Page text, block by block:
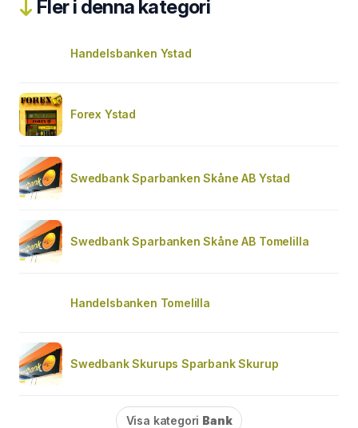
Fler i denna kategori
Handelsbanken Ystad
Forex Ystad
Swedbank Sparbanken Skåne AB Ystad
Swedbank Sparbanken Skåne AB Tomelilla
Handelsbanken Tomelilla
Swedbank Skurups Sparbank Skurup
Visa kategori Bank